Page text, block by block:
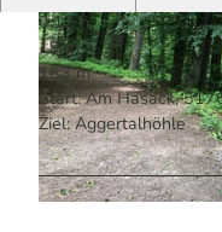
© Das Bergische / Maren Pussak |
0:12 h
19 m
183 m
Start: Am Hasack,
Ziel: Aggertalhöhle